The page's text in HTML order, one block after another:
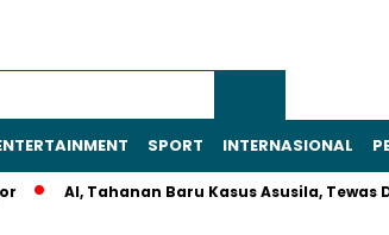
SPORT INTERNASIONAL
AI, Tahanan Baru Kasus Asusila, Tewas